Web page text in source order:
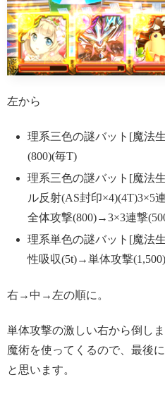
左から
理系三色の謎バット[魔法
(800)(毎T)
理系三色の謎バット[魔法
ル反射(AS封印×4)(4T)3×5
全体攻撃(800)→3×3連撃
理系単色の謎バット[魔法
性吸収(5t)→単体攻撃
右→中→左の順に。
単体攻撃の激しい右から倒し
魔術を使ってくるので、最後
と思います。